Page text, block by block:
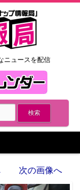
ニュースを配信
次の画像へ